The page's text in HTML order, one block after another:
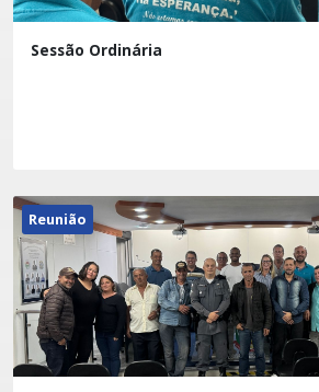
Sessão Ordinária
Reunião